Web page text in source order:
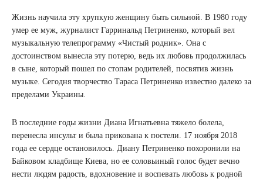
Жизнь научила эту хрупкую женщину быть сильной. В 1980 году
умер ее муж, журналист Гарринальд Петриненко, который вел
музыкальную телепрограмму «Чистый родник». Она с
достоинством вынесла эту потерю, ведь их любовь продолжилась
в сыне, который пошел по стопам родителей, посвятив жизнь
музыке. Сегодня творчество Тараса Петриненко известно далеко за
пределами Украины.
В последние годы жизни Диана Игнатьевна тяжело болела,
перенесла инсульт и была прикована к постели. 17 ноября 2018
года ее сердце остановилось. Диану Петриненко похоронили на
Байковом кладбище Киева, но ее соловьиный голос будет вечно
нести людям радость, вдохновение и воспевать любовь к родной